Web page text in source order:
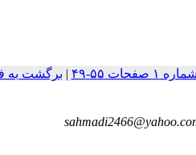
| برگشت به